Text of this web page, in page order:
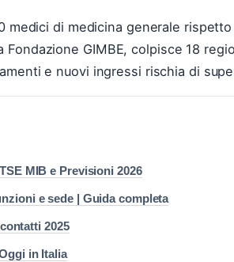
medici di medicina generale
GIMBE, colpisce 18
e nuovi ingressi rischia di
MIB e Previsioni 2026
e sede | Guida completa
2025
in Italia